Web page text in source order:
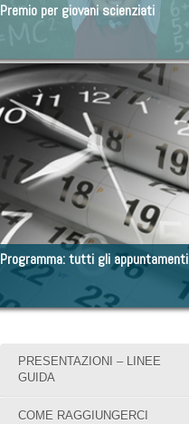
Premio per giovani scienziati
Programma: tutti gli appuntamenti
PRESENTAZIONI – LINEE
GUIDA
COME RAGGIUNGERCI